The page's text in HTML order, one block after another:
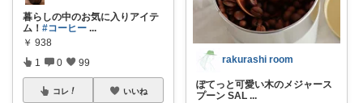
暮らしの中のお気に入りアイテ
ム！ #コーヒー ...
￥ 938
1 0 99
コレ いいね
rakurashi room
ぽてっと可愛い木のメジャース
プーン SAL ...